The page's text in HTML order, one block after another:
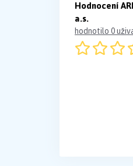
Hodnocení
a.s.
hodnotilo 0